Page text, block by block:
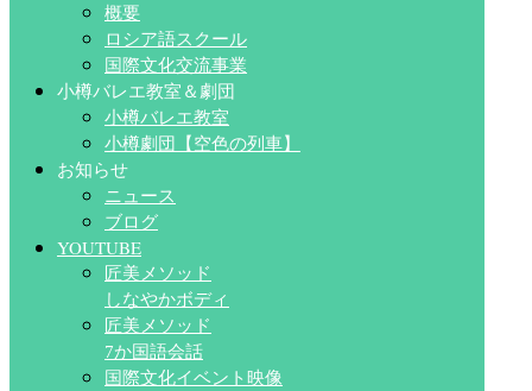
概要
ロシア語スクール
国際文化交流事業
小樽バレエ教室＆劇団
小樽バレエ教室
小樽劇団【空色の列車】
お知らせ
ニュース
ブログ
YOUTUBE
匠美メソッド
しなやかボディ
匠美メソッド
7か国語会話
国際文化イベント映像